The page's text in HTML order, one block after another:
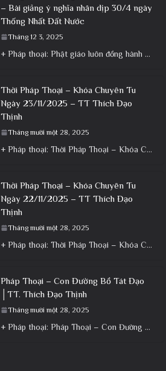
– Bài giảng ý nghĩa nhân dịp 30/4 ngày
Thống Nhất Đất Nước
Tháng 12 3, 2025
+ Pháp thoại: Phật giáo luôn đồng hành cùng Dân tộc – Bài giảng ý nghĩa nhân dịp 30/4 ngày
Thời Pháp Thoại – Khóa Chuyên Tu
Ngày 23/11/2025 – TT Thích Đạo
Thịnh
Tháng mười một 28, 2025
+ Pháp thoại: Thời Pháp Thoại – Khóa Chuyên Tu Ngày 23/11/2025 – TT Thích Đạo Thịnh + Album: Pháp
Thời Pháp Thoại – Khóa Chuyên Tu
Ngày 22/11/2025 – TT Thích Đạo
Thịnh
Tháng mười một 28, 2025
+ Pháp thoại: Thời Pháp Thoại – Khóa Chuyên Tu Ngày 22/11/2025 – TT Thích Đạo Thịnh + Album: Pháp
Pháp Thoại – Con Đường Bồ Tát Đạo
│TT. Thích Đạo Thịnh
Tháng mười một 28, 2025
+ Pháp thoại: Pháp Thoại – Con Đường Bồ Tát Đạo │TT. Thích Đạo Thịnh + Album: Pháp Thoại +